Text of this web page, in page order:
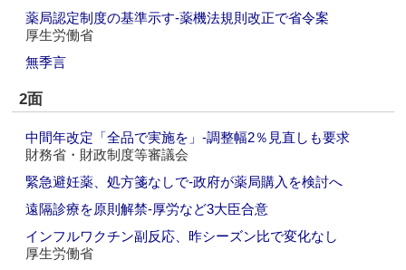
薬局認定制度の基準示す‐薬機法規則改正で省令案
厚生労働省
無季言
2面
中間年改定「全品で実施を」‐調整幅2％見直しも要求
財務省・財政制度等審議会
緊急避妊薬、処方箋なしで‐政府が薬局購入を検討へ
遠隔診療を原則解禁‐厚労など3大臣合意
インフルワクチン副反応、昨シーズン比で変化なし
厚生労働省